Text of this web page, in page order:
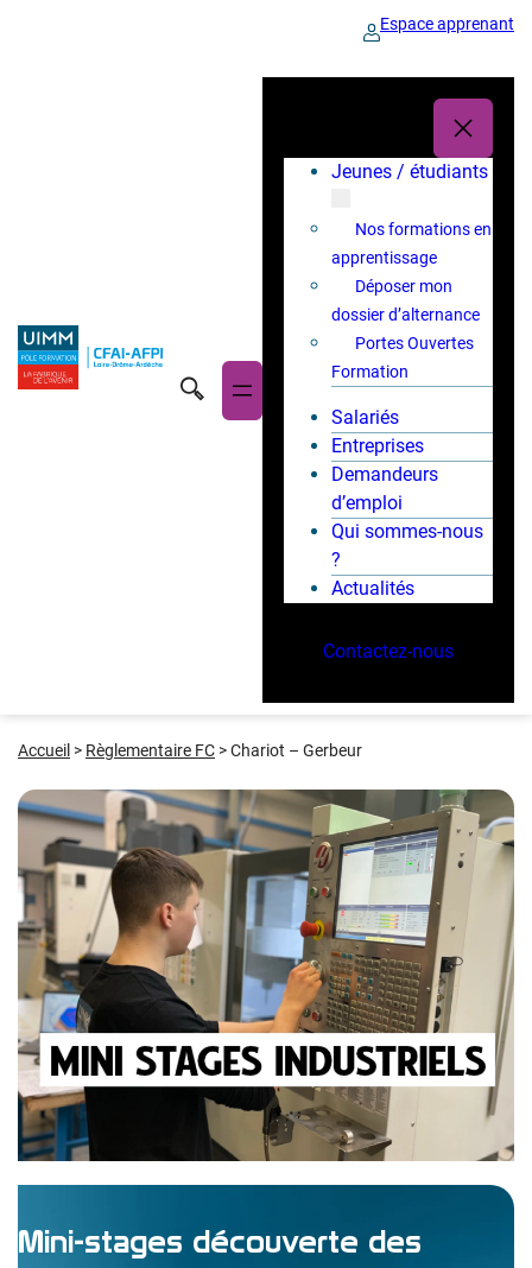
Espace apprenant
Jeunes / étudiants
Nos formations en
apprentissage
Déposer mon
dossier d’alternance
Portes Ouvertes
Formation
Salariés
Entreprises
Demandeurs
d’emploi
Qui sommes-nous
?
Actualités
Contactez-nous
Accueil > Règlementaire FC >Chariot – Gerbeur
Mini-stages découverte des